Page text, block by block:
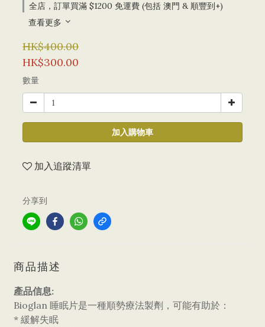
全店，訂單買滿 $1200 免運費 (包括 澳門 & 順豐到+)
查看更多
HK$400.00
HK$300.00
數量
加入購物車
加入追蹤清單
分享到
商品描述
產品信息:
Bioglan 睡眠片是一種順勢療法製劑，可能有助於：
* 緩解失眠